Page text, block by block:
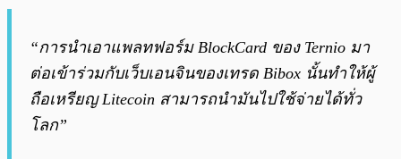
“การนำเอาแพลทฟอร์ม BlockCard ของ Ternio มา
ต่อเข้าร่วมกับเว็บเอนจินของเทรด Bibox นั้นทำให้ผู้
ถือเหรียญ Litecoin สามารถนำมันไปใช้จ่ายได้ทั่ว
โลก”